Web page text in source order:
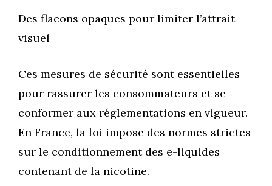
Des flacons opaques pour limiter l’attrait
visuel
Ces mesures de sécurité sont essentielles
pour rassurer les consommateurs et se
conformer aux réglementations en vigueur.
En France, la loi impose des normes strictes
sur le conditionnement des e-liquides
contenant de la nicotine.